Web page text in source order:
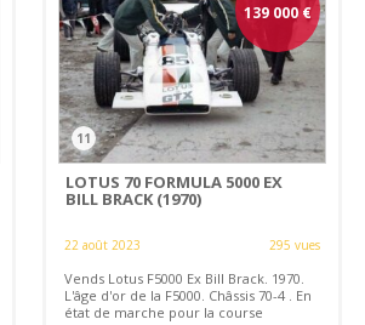
139 000€
11
LOTUS 70 FORMULA 5000 EX
BILL BRACK (1970)
22 août 2023 295 vues
Vends Lotus F5000 Ex Bill Brack. 1970.
L'âge d'or de la F5000. Châssis 70-4 . En
état de marche pour la course